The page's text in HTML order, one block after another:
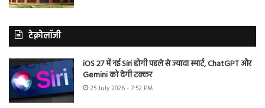
टेक्नोलॉजी
iOS 27 में नई Siri होगी पहले से ज्यादा स्मार्ट, ChatGPT और
Gemini को देगी टक्कर
25 July 2026 - 7:52 PM